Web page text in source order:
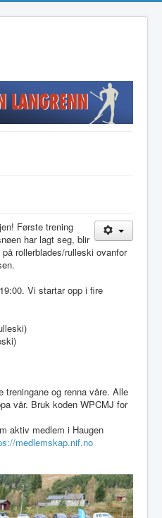
Første trening
har lagt seg, blir
rollerblades/rulleski ovanfor
Vi startar opp i fire
treningane og renna våre. Alle
vår. Bruk koden WPCMJ for
aktiv medlem i Haugen
medlemskap.nif.no